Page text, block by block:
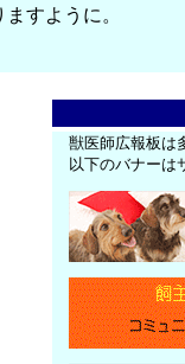
すように。
獣医師広報板は
以下のバナーは